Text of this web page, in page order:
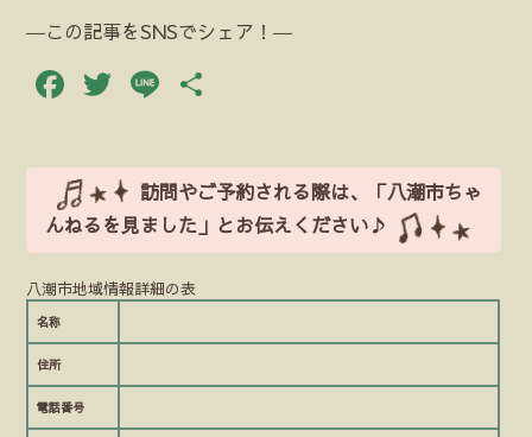
―この記事をSNSでシェア！―
Facebook
Twitter
Line
訪問やご予約される際は、「八潮市ちゃ
んねるを見ました」とお伝えください♪
八潮市地域情報詳細の表
名称
住所
電話番号